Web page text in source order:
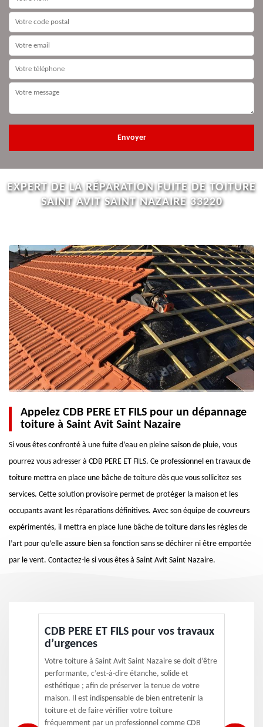
EXPERT DE LA RÉPARATION FUITE DE TOITURE
SAINT AVIT SAINT NAZAIRE 33220
Appelez CDB PERE ET FILS pour un dépannage
toiture à Saint Avit Saint Nazaire
Si vous êtes confronté à une fuite d’eau en pleine saison de pluie, vous
pourrez vous adresser à CDB PERE ET FILS. Ce professionnel en travaux de
toiture mettra en place une bâche de toiture dès que vous sollicitez ses
services. Cette solution provisoire permet de protéger la maison et les
occupants avant les réparations définitives. Avec son équipe de couvreurs
expérimentés, il mettra en place lune bâche de toiture dans les règles de
l’art pour qu’elle assure bien sa fonction sans se déchirer ni être emportée
par le vent. Contactez-le si vous êtes à Saint Avit Saint Nazaire.
CDB PERE ET FILS pour vos travaux
d’urgences
Votre toiture à Saint Avit Saint Nazaire se doit d’être
performante, c’est-à-dire étanche, solide et
esthétique ; afin de préserver la tenue de votre
maison. Il est indispensable de bien entretenir la
toiture et de faire vérifier votre toiture
fréquemment par un professionnel comme CDB